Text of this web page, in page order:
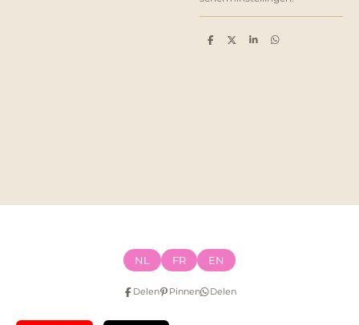
D
D
S
D
NL FR EN
Delen Pinnen Delen